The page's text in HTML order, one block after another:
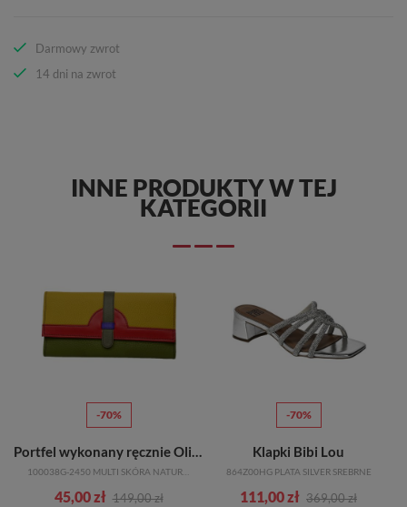
Darmowy zwrot
14 dni na zwrot
INNE PRODUKTY W TEJ
KATEGORII
-70%
Portfel wykonany ręcznie Olivka
100038G-2450 MULTI SKÓRA NATURALNA
45,00 zł 149,00 zł
-70%
Klapki Bibi Lou
864Z00HG PLATA SILVER SREBRNE
111,00 zł 369,00 zł